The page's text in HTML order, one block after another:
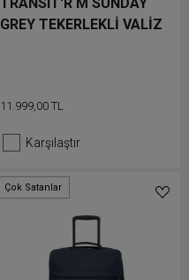
GREY TEKERLEKLİ VALİZ
11.999,00 TL
Karşılaştır
Düşük Stok
Çok Satanlar